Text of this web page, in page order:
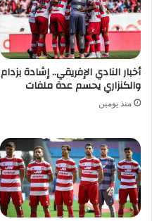
أخبار النادي الإفريقي.. إشادة بزدام
والكنزاري يحسم عدة ملفات
منذ يومين